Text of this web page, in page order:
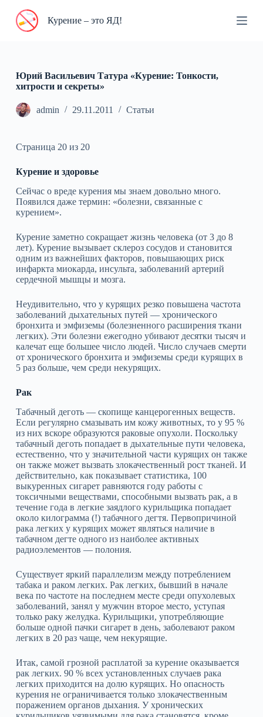
П
и
к
у
Курение – это ЯД!
Юрий Васильевич Татура «Курение: Тонкости,
хитрости и секреты»
admin 29.11.2011 Статьи
Страница 20 из 20
Курение и здоровье
Сейчас о вреде курения мы знаем довольно много.
Появился даже термин: «болезни, связанные с
курением».
Курение заметно сокращает жизнь человека (от 3 до 8
лет). Курение вызывает склероз сосудов и становится
одним из важнейших факторов, повышающих риск
инфаркта миокарда, инсульта, заболеваний артерий
сердечной мышцы и мозга.
Неудивительно, что у курящих резко повышена частота
заболеваний дыхательных путей — хронического
бронхита и эмфиземы (болезненного расширения ткани
легких). Эти болезни ежегодно убивают десятки тысяч и
калечат еще большее число людей. Число случаев смерти
от хронического бронхита и эмфиземы среди курящих в
5 раз больше, чем среди некурящих.
Рак
Табачный деготь — скопище канцерогенных веществ.
Если регулярно смазывать им кожу животных, то у 95 %
из них вскоре образуются раковые опухоли. Поскольку
табачный деготь попадает в дыхательные пути человека,
естественно, что у значительной части курящих он также
он также может вызвать злокачественный рост тканей. И
действительно, как показывает статистика, 100
выкуренных сигарет равняются году работы с
токсичными веществами, способными вызвать рак, а в
течение года в легкие заядлого курильщика попадает
около килограмма (!) табачного дегтя. Первопричиной
рака легких у курящих может являться наличие в
табачном дегте одного из наиболее активных
радиоэлементов — полония.
Существует яркий параллелизм между потреблением
табака и раком легких. Рак легких, бывший в начале
века по частоте на последнем месте среди опухолевых
заболеваний, занял у мужчин второе место, уступая
только раку желудка. Курильщики, употребляющие
больше одной пачки сигарет в день, заболевают раком
легких в 20 раз чаще, чем некурящие.
Итак, самой грозной расплатой за курение оказывается
рак легких. 90 % всех установленных случаев рака
легких приходится на долю курящих. Но опасность
курения не ограничивается только злокачественным
поражением органов дыхания. У хронических